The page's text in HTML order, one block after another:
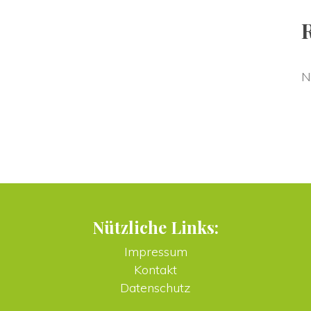
Nützliche Links:
Impressum
Kontakt
Datenschutz